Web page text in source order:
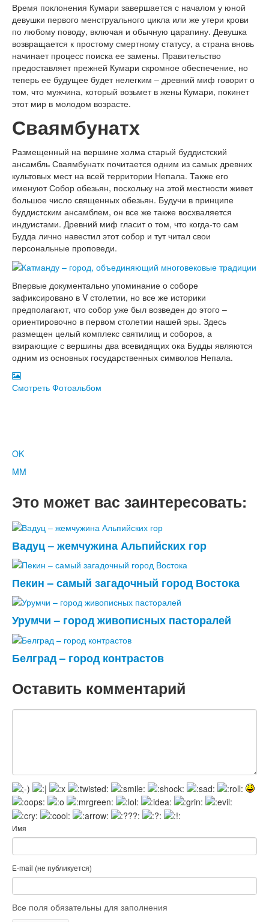
Время поклонения Кумари завершается с началом у юной
девушки первого менструального цикла или же утери крови
по любому поводу, включая и обычную царапину. Девушка
возвращается к простому смертному статусу, а страна вновь
начинает процесс поиска ее замены. Правительство
предоставляет прежней Кумари скромное обеспечение, но
теперь ее будущее будет нелегким – древний миф говорит о
том, что мужчина, который возьмет в жены Кумари, покинет
этот мир в молодом возрасте.
Сваямбунатх
Размещенный на вершине холма старый буддистский
ансамбль Сваямбунатх почитается одним из самых древних
культовых мест на всей территории Непала. Также его
именуют Собор обезьян, поскольку на этой местности живет
большое число священных обезьян. Будучи в принципе
буддистским ансамблем, он все же также восхваляется
индуистами. Древний миф гласит о том, что когда-то сам
Будда лично навестил этот собор и тут читал свои
персональные проповеди.
Впервые документально упоминание о соборе
зафиксировано в V столетии, но все же историки
предполагают, что собор уже был возведен до этого –
ориентировочно в первом столетии нашей эры. Здесь
размещен целый комплекс святилищ и соборов, а
взирающие с вершины два всевидящих ока Будды являются
одним из основных государственных символов Непала.
Смотреть Фотоальбом
OK
MM
Это может вас заинтересовать:
Вадуц – жемчужина Альпийских гор
Пекин – самый загадочный город Востока
Урумчи – город живописных пасторалей
Белград – город контрастов
Оставить комментарий
Имя
E-mail (не публикуется)
Все поля обязательны для заполнения